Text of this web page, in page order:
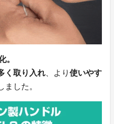
。
く取り入れ 、より 使いやす
ました。